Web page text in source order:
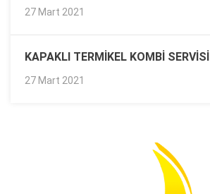
27 Mart 2021
KAPAKLI TERMIKEL KOMBI SERVISI
27 Mart 2021